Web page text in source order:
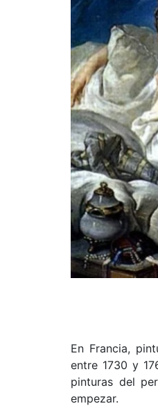
En Francia,
entre 1730 y
pinturas del
empezar.